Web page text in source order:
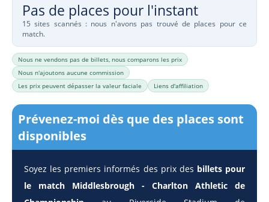
Pas de places pour l'instant
15 sites scannés : nous n'avons pas trouvé de places pour ce
match.
Nous ne vendons pas de billets, nous comparons les prix
Nous n'ajoutons aucune commission
Les prix peuvent dépasser la valeur faciale
Liens d'affiliation
Prévenez-moi dès que des places sont
disponibles
Soyez les premiers informés des prix des billets pour
le match Middlesbrough - Charlton Athletic de